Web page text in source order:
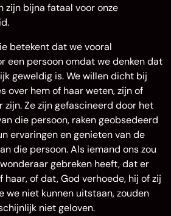
zijn bijna fataal voor onze
betekent dat we vooral
een persoon omdat we denken dat
geweldig is. We willen dicht bij
over hem of haar weten, zijn of
Ze zijn gefascineerd door het
die persoon, raken geobsedeerd
ervaringen en genieten van de
die persoon. Als iemand ons zou
gebreken heeft, dat er
of dat, God verhoede, hij of zij
we niet kunnen uitstaan, zouden
niet geloven.